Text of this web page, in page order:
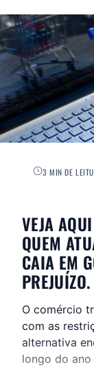
3 MIN DE
VEJA
QUEM
CAIA EM
PREJUÍZO.
O comércio
com as
alternativa
longo do